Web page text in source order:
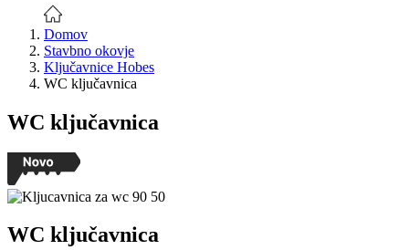
Domov
Stavbno okovje
Ključavnice Hobes
WC ključavnica
WC ključavnica
WC ključavnica